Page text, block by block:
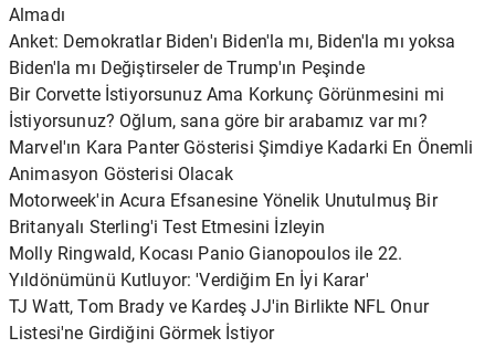
Almadı
Anket: Demokratlar Biden'ı Biden'la mı, Biden'la mı yoksa
Biden'la mı Değiştirseler de Trump'ın Peşinde
Bir Corvette İstiyorsunuz Ama Korkunç Görünmesini mi
İstiyorsunuz? Oğlum, sana göre bir arabamız var mı?
Marvel'ın Kara Panter Gösterisi Şimdiye Kadarki En Önemli
Animasyon Gösterisi Olacak
Motorweek'in Acura Efsanesine Yönelik Unutulmuş Bir
Britanyalı Sterling'i Test Etmesini İzleyin
Molly Ringwald, Kocası Panio Gianopoulos ile 22.
Yıldönümünü Kutluyor: 'Verdiğim En İyi Karar'
TJ Watt, Tom Brady ve Kardeş JJ'in Birlikte NFL Onur
Listesi'ne Girdiğini Görmek İstiyor